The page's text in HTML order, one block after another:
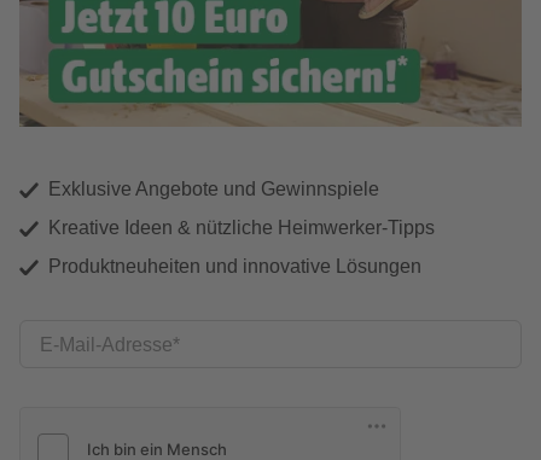
Exklusive Angebote und Gewinnspiele
Kreative Ideen & nützliche Heimwerker-Tipps
Produktneuheiten und innovative Lösungen
E-Mail-Adresse